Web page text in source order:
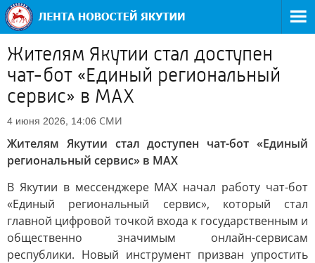
Жителям Якутии стал доступен
чат-бот «Единый региональный
сервис» в MAX
4 июня 2026, 14:06 СМИ
Жителям Якутии стал доступен чат-бот «Единый
региональный сервис» в MAX
В Якутии в мессенджере MAX начал работу чат-бот
«Единый региональный сервис», который стал
главной цифровой точкой входа к государственным и
общественно значимым онлайн-сервисам
республики. Новый инструмент призван упростить